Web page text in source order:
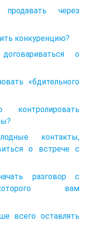
через
конкуренцию?
о
«бдительного
контакты,
о встрече с
разговор с
вам
всего оставлять